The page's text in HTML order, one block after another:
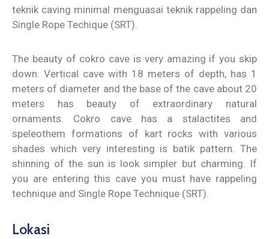
teknik caving minimal menguasai teknik rappeling dan
Single Rope Techique (SRT).
The beauty of cokro cave is very amazing if you skip
down. Vertical cave with 18 meters of depth, has 1
meters of diameter and the base of the cave about 20
meters has beauty of extraordinary natural
ornaments. Cokro cave has a stalactites and
speleothem formations of kart rocks with various
shades which very interesting is batik pattern. The
shinning of the sun is look simpler but charming. If
you are entering this cave you must have rappeling
technique and Single Rope Technique (SRT).
Lokasi